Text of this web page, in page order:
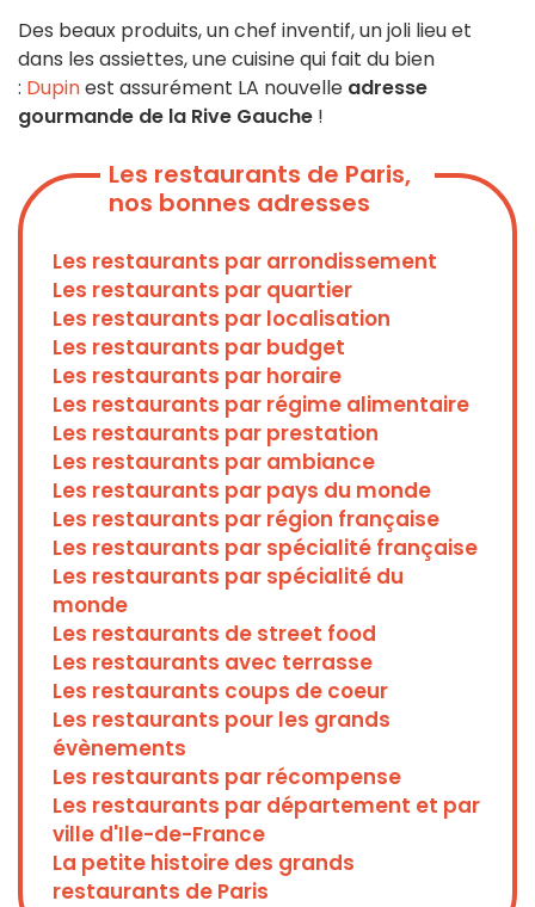
Des beaux produits, un chef inventif, un joli lieu et
dans les assiettes, une cuisine qui fait du bien
: Dupinest assurément LA nouvelle adresse
gourmande de la Rive Gauche !
Les restaurants de Paris,
nos bonnes adresses
Les restaurants par arrondissement
Les restaurants par quartier
Les restaurants par localisation
Les restaurants par budget
Les restaurants par horaire
Les restaurants par régime alimentaire
Les restaurants par prestation
Les restaurants par ambiance
Les restaurants par pays du monde
Les restaurants par région française
Les restaurants par spécialité française
Les restaurants par spécialité du
monde
Les restaurants de street food
Les restaurants avec terrasse
Les restaurants coups de coeur
Les restaurants pour les grands
évènements
Les restaurants par récompense
Les restaurants par département et par
ville d'Ile-de-France
La petite histoire des grands
restaurants de Paris